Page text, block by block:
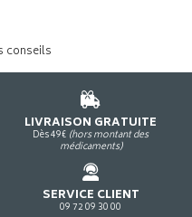
conseils
LIVRAISON GRATUITE
Dès 49€ (hors montant des
médicaments)
SERVICE CLIENT
09 72 09 30 00